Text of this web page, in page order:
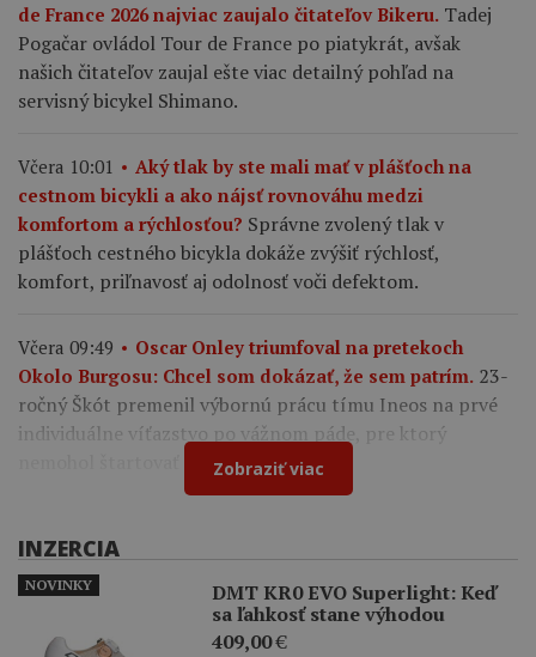
de France 2026 najviac zaujalo čitateľov Bikeru. Tadej
Pogačar ovládol Tour de France po piatykrát, avšak
našich čitateľov zaujal ešte viac detailný pohľad na
servisný bicykel Shimano.
Včera 10:01
Aký tlak by ste mali mať v plášťoch na
cestnom bicykli a ako nájsť rovnováhu medzi
komfortom a rýchlosťou? Správne zvolený tlak v
plášťoch cestného bicykla dokáže zvýšiť rýchlosť,
komfort, priľnavosť aj odolnosť voči defektom.
Včera 09:49
Oscar Onley triumfoval na pretekoch
Okolo Burgosu: Chcel som dokázať, že sem patrím. 23-
ročný Škót premenil výbornú prácu tímu Ineos na prvé
individuálne víťazstvo po vážnom páde, pre ktorý
nemohol štartovať na Tour de France.
Zobraziť viac
INZERCIA
DMT KR0 EVO Superlight: Keď
sa ľahkosť stane výhodou
409,00€
NOVINKY